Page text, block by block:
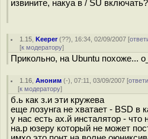
извините, накуа в / SU включать?
1.15 ,Keeper(??), 16:34, 02/09/2007 [
[к модератору]
Прикольно, на Ubuntu похоже...
1.16 ,Аноним (-), 07:11, 03/09/2007 [
[к модератору]
б.ь как з.и эти кружева
еще лозунга не хватает - BSD в
у нас есть ах.й инсталятор - что
на.р юзеру который не может